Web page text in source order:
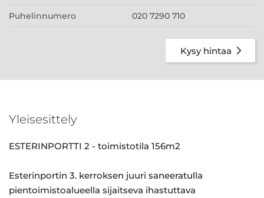
Puhelinnumero 020 7290 710
Kysy hintaa
Yleisesittely
ESTERINPORTTI 2 - toimistotila 156m2
Esterinportin 3. kerroksen juuri saneeratulla
pientoimistoalueella sijaitseva ihastuttava